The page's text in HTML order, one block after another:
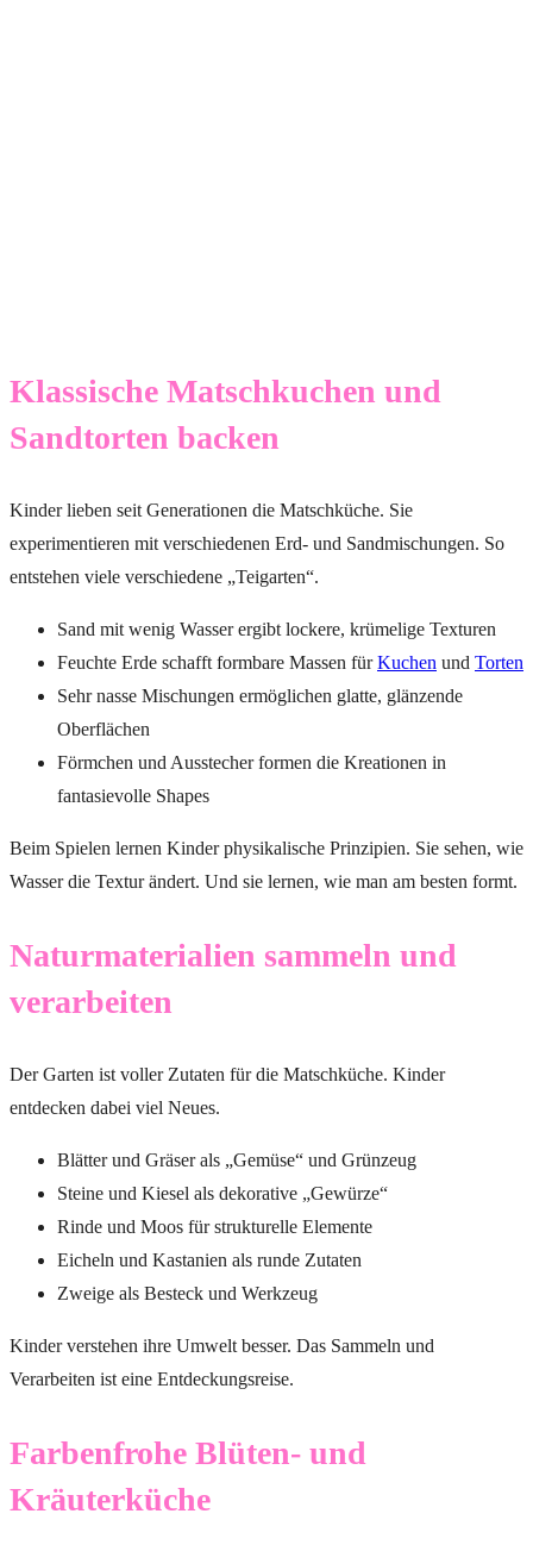
Klassische Matschkuchen und
Sandtorten backen
Kinder lieben seit Generationen die Matschküche. Sie
experimentieren mit verschiedenen Erd- und Sandmischungen. So
entstehen viele verschiedene „Teigarten“.
Sand mit wenig Wasser ergibt lockere, krümelige Texturen
Feuchte Erde schafft formbare Massen fürKuchen und Torten
Sehr nasse Mischungen ermöglichen glatte, glänzende
Oberflächen
Förmchen und Ausstecher formen die Kreationen in
fantasievolle Shapes
Beim Spielen lernen Kinder physikalische Prinzipien. Sie sehen, wie
Wasser die Textur ändert. Und sie lernen, wie man am besten formt.
Naturmaterialien sammeln und
verarbeiten
Der Garten ist voller Zutaten für die Matschküche. Kinder
entdecken dabei viel Neues.
Blätter und Gräser als „Gemüse“ und Grünzeug
Steine und Kiesel als dekorative „Gewürze“
Rinde und Moos für strukturelle Elemente
Eicheln und Kastanien als runde Zutaten
Zweige als Besteck und Werkzeug
Kinder verstehen ihre Umwelt besser. Das Sammeln und
Verarbeiten ist eine Entdeckungsreise.
Farbenfrohe Blüten- und
Kräuterküche